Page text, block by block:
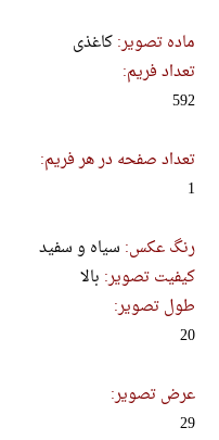
ماده تصویر:کاغذی
تعداد فریم:
592
تعداد صفحه در هر فریم:
1
رنگ عکس: سیاه و سفید
کیفیت تصویر: بالا
طول تصویر:
20
عرض تصویر:
29